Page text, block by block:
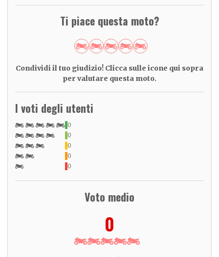
Ti piace questa moto?
Condividi il tuo giudizio! Clicca sulle icone qui sopra
per valutare questa moto.
I voti degli utenti
0
0
0
0
0
Voto medio
0